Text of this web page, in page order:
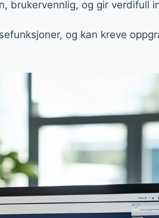
brukervennlig, og gir verdifull
og kan kreve